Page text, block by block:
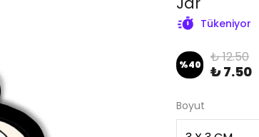
Tükeniyor
%40 ₺ 12.50
₺ 7.50
Boyut